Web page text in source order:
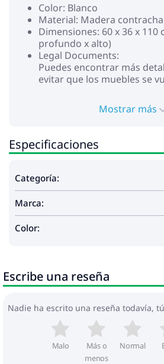
Color: Blanco
Material: Madera
Dimensiones: 60 x 36 x 110
profundo x alto)
Legal Documents:
Puedes encontrar más
evitar que los muebles se
Mostrar más
Especificaciones
Categoría:
Marca:
Color:
Escribe una reseña
Nadie ha escrito una reseña todavía,
Malo
Más o
menos
Normal